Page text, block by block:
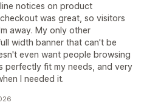
notices on product
was great, so visitors
away. My only other
width banner that can't be
even want people browsing
perfectly fit my needs, and very
I needed it.